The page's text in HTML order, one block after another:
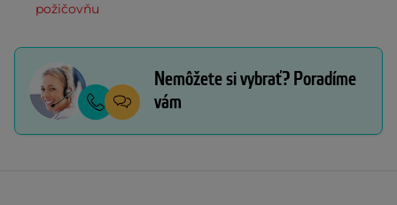
požičovňu
Nemôžete si vybrať? Poradíme
vám